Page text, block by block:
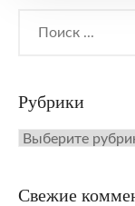
Рубрики
Рубрики
Свежие